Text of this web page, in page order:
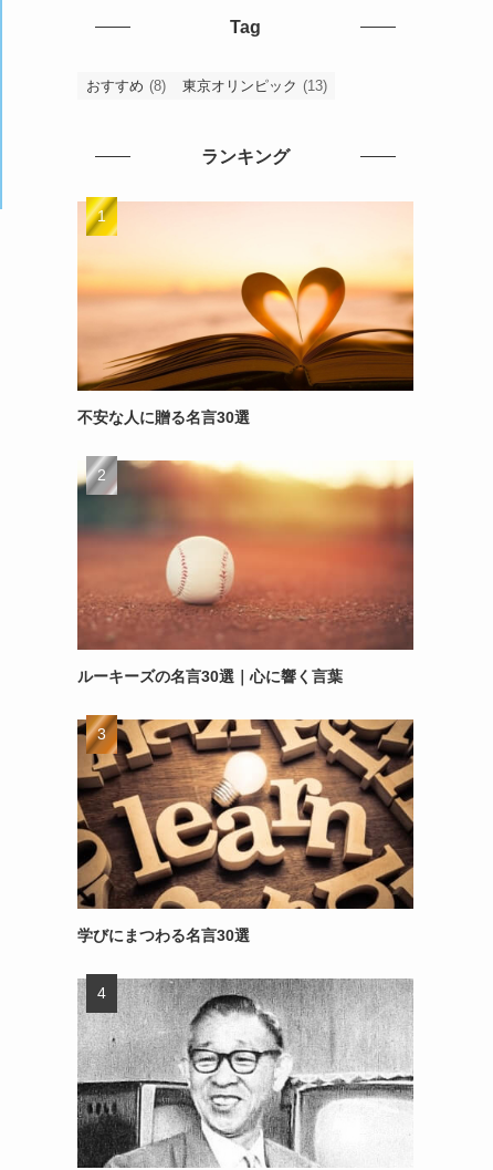
Tag
おすすめ (8) 東京オリンピック (13)
ランキング
不安な人に贈る名言30選
ルーキーズの名言30選｜心に響く言葉
学びにまつわる名言30選